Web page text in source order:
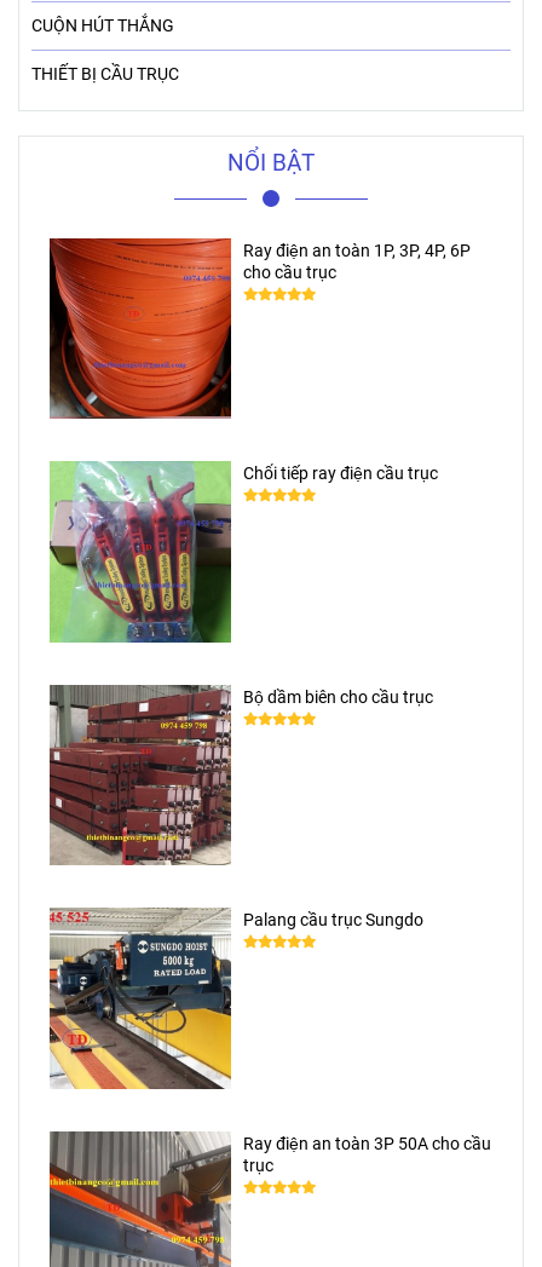
CUỘN HÚT THẮNG
THIẾT BỊ CẦU TRỤC
NỔI BẬT
Ray điện an toàn 1P, 3P, 4P, 6P
cho cầu trục
Chổi tiếp ray điện cầu trục
Bộ dầm biên cho cầu trục
Palang cầu trục Sungdo
Ray điện an toàn 3P 50A cho cầu
trục